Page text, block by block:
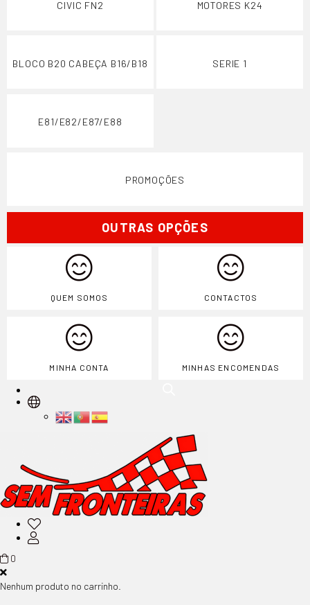
CIVIC FN2 MOTORES K24
BLOCO B20 CABEÇA B16/B18 SERIE 1
E81/E82/E87/E88
PROMOÇÕES
OUTRAS OPÇÕES
QUEM SOMOS
MINHA CONTA
CONTACTOS
MINHAS ENCOMENDAS
0
Nenhum produto no carrinho.